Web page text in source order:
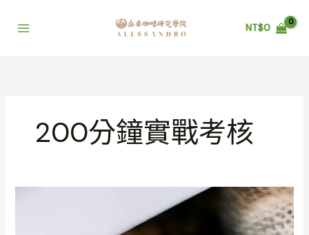
NT$0
200分鐘實戰考核